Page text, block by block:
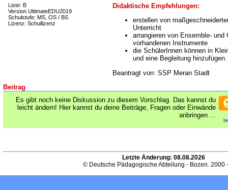
Liste: B
Version UltimateEDU2019
Schulstufe: MS, OS / BS
Lizenz: Schullizenz
Didaktische Empfehlungen:
erstellen von
Unterricht
arrangieren von Ensemble-
vorhandenen Instrumente
die SchülerInnen können in
und eine Begleitung
Beantragt von: SSP Meran Stadt
Beitrag
Es gibt noch keine Diskussion zu diesem Vorschlag. Das kannst du
leicht ändern! Hier kannst du deine Beiträge, Fragen oder Einwände
anbringen ...
Letzte Änderung: 08.08.2026
© Deutsche Pädagogische Abteilung - Bozen. 2000